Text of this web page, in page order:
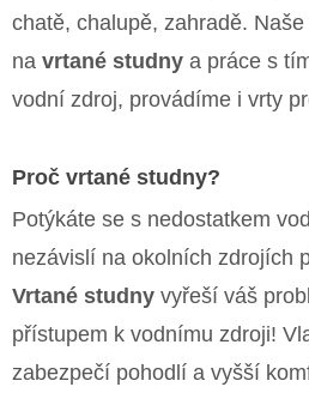
chatě, chalupě, zahradě.
na vrtané studny a práce s
vodní zdroj, provádíme i vrty
Proč vrtané studny?
Potýkáte se s nedostatkem
nezávislí na okolních zdrojích
Vrtané studny vyřeší váš
přístupem k vodnímu zdroji!
zabezpečí pohodlí a vyšší